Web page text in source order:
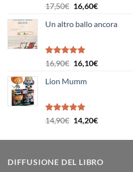
Valutato
5.00
17,50€ Il
originale
17,50€.
16,60€Il
attuale
Un altro ballo ancora
Valutato
5.00
16,90€ Il
originale
16,90€.
16,10€Il
Lion Mumm
Valutato
5.00
14,90€ Il
originale
14,90€.
14,20€Il
attuale
14,20€.
DIFFUSIONE DEL LIBRO